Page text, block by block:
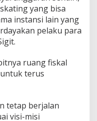
yang bisa
instansi lain yang
pelaku para
ruang fiskal
terus
tetap berjalan
visi-misi